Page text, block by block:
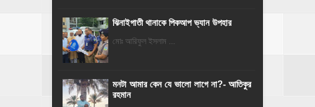
ঝিনাইগাতী থানাকে পিকআপ ভ্যান উপহার
মোঃ আরিফুল ইসলাম ...
মনটা আমার কেন যে ভালো লাগে না?- আতিকুর
রহমান